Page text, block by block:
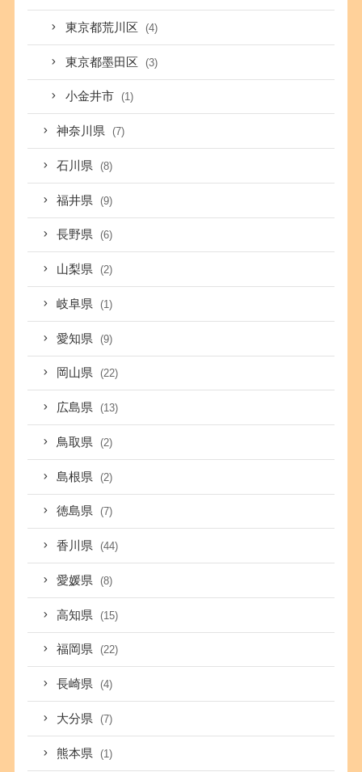
東京都荒川区 (4)
東京都墨田区 (3)
小金井市 (1)
神奈川県 (7)
石川県 (8)
福井県 (9)
長野県 (6)
山梨県 (2)
岐阜県 (1)
愛知県 (9)
岡山県 (22)
広島県 (13)
鳥取県 (2)
島根県 (2)
徳島県 (7)
香川県 (44)
愛媛県 (8)
高知県 (15)
福岡県 (22)
長崎県 (4)
大分県 (7)
熊本県 (1)